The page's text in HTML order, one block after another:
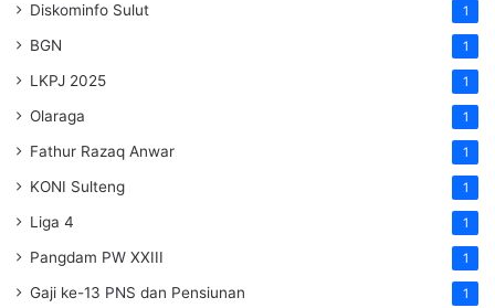
Diskominfo Sulut 1
BGN 1
LKPJ 2025 1
Olaraga 1
Fathur Razaq Anwar 1
KONI Sulteng 1
Liga 4 1
Pangdam PW XXIII 1
Gaji ke-13 PNS dan Pensiunan 1